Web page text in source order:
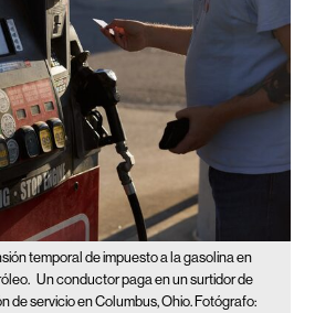
temporal de impuesto a la gasolina en
Un conductor paga en un surtidor de
de servicio en Columbus, Ohio. Fotógrafo: